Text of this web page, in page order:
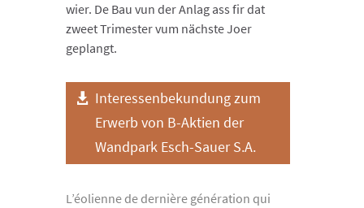
wier. De Bau vun der Anlag ass fir dat
zweet Trimester vum nächste Joer
geplangt.
Interessenbekundung zum
Erwerb von B-Aktien der
Wandpark Esch-Sauer S.A.
L’éolienne de dernière génération qui